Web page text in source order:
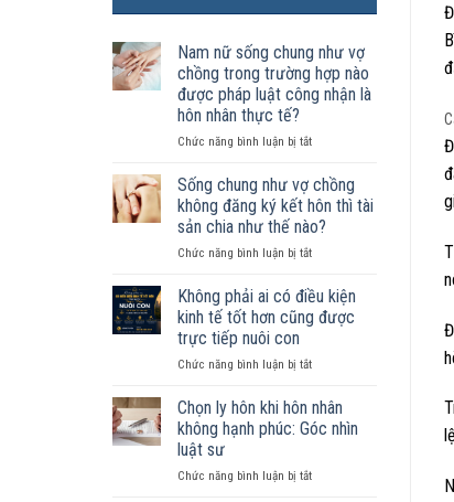
Nam nữ sống chung như vợ
chồng trong trường hợp nào
được pháp luật công nhận là
hôn nhân thực tế?
Chức năng bình luận bị tắtở
nữ
sống
chung
như
vợ
trong
trường
hợp
được
luật
công
hôn
Sống chung như vợ chồng
không đăng ký kết hôn thì tài
sản chia như thế nào?
Chức năng bình luận bị tắtở
chung
như
vợ
không
ký
kết
hôn
tài
Không phải ai có điều kiện
kinh tế tốt hơn cũng được
trực tiếp nuôi con
Chức năng bình luận bị tắtở
phải
ai
có
kiện
Chọn ly hôn khi hôn nhân
không hạnh phúc: Góc nhìn
luật sư
Chức năng bình luận bị tắtở